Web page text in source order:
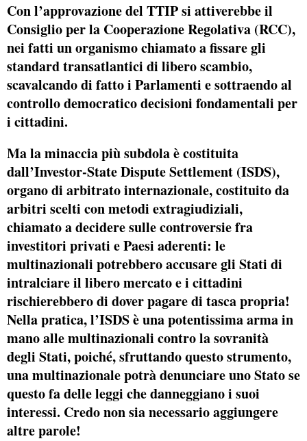
Con l’approvazione del TTIP si attiverebbe il
Consiglio per la Cooperazione Regolativa (RCC),
nei fatti un organismo chiamato a fissare gli
standard transatlantici di libero scambio,
scavalcando di fatto i Parlamenti e sottraendo al
controllo democratico decisioni fondamentali per
i cittadini.
Ma la minaccia più subdola è costituita
dall’Investor-State Dispute Settlement (ISDS),
organo di arbitrato internazionale, costituito da
arbitri scelti con metodi extragiudiziali,
chiamato a decidere sulle controversie fra
investitori privati e Paesi aderenti: le
multinazionali potrebbero accusare gli Stati di
intralciare il libero mercato e i cittadini
rischierebbero di dover pagare di tasca propria!
Nella pratica, l’ISDS è una potentissima arma in
mano alle multinazionali contro la sovranità
degli Stati, poiché, sfruttando questo strumento,
una multinazionale potrà denunciare uno Stato se
questo fa delle leggi che danneggiano i suoi
interessi. Credo non sia necessario aggiungere
altre parole!